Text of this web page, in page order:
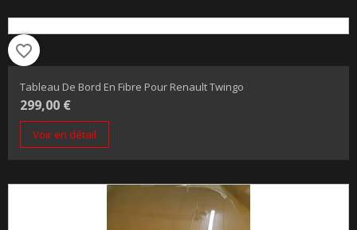
favorite_border
Tableau De Bord En Fibre Pour Renault Twingo
299,00 €
Voir en détail